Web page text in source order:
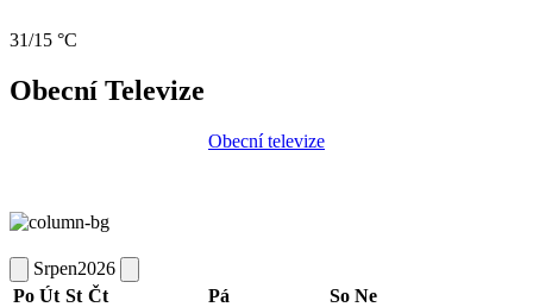
31/15 °C
Obecní Televize
Obecní televize
Srpen2026
Po Út St Čt Pá So Ne